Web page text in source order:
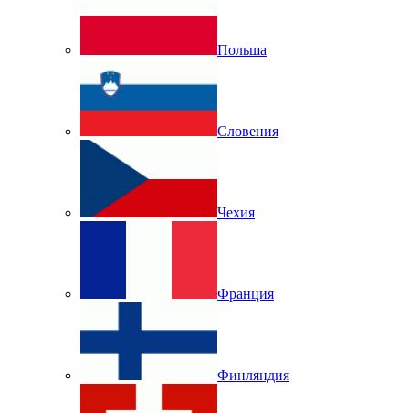
Польша
Словения
Чехия
Франция
Финляндия